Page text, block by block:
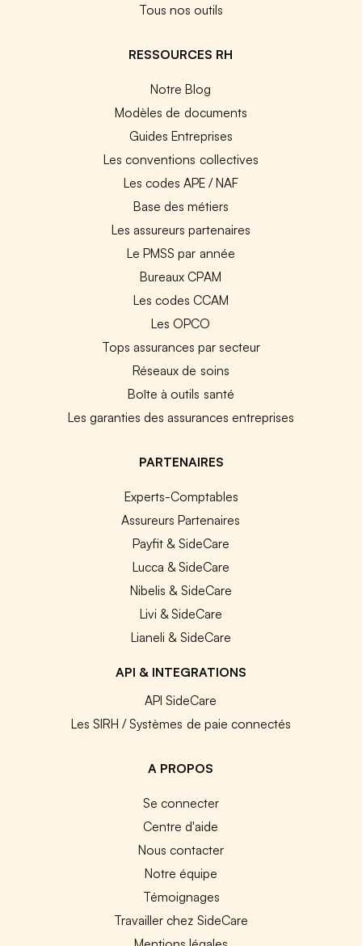
Tous nos outils
RESSOURCES RH
Notre Blog
Modèles de documents
Guides Entreprises
Les conventions collectives
Les codes APE / NAF
Base des métiers
Les assureurs partenaires
Le PMSS par année
Bureaux CPAM
Les codes CCAM
Les OPCO
Tops assurances par secteur
Réseaux de soins
Boîte à outils santé
Les garanties des assurances entreprises
PARTENAIRES
Experts-Comptables
Assureurs Partenaires
Payfit & SideCare
Lucca & SideCare
Nibelis & SideCare
Livi & SideCare
Lianeli & SideCare
API & INTEGRATIONS
API SideCare
Les SIRH / Systèmes de paie connectés
A PROPOS
Se connecter
Centre d'aide
Nous contacter
Notre équipe
Témoignages
Travailler chez SideCare